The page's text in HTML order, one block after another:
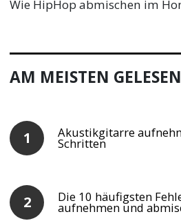
Wie HipHop abmischen im
AM MEISTEN GELESEN
Akustikgitarre
Schritten
Die 10 häufigsten
aufnehmen und